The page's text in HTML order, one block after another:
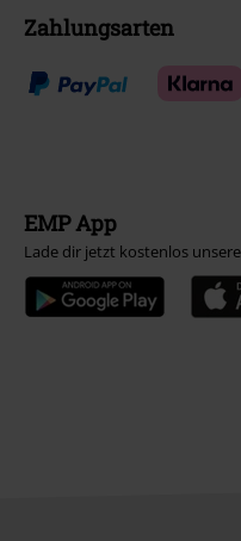
Zahlungsarten
EMP App
Lade dir jetzt kostenlos